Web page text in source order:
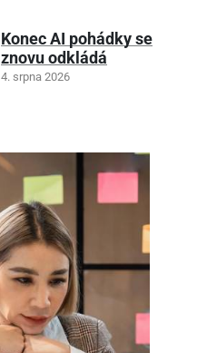
Konec AI pohádky se
znovu odkládá
4. srpna 2026